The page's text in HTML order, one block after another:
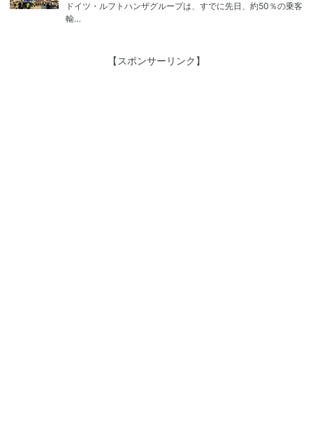
ドイツ・ルフトハンザグループは、すでに先日、約50％の乗客
輸…
【スポンサーリンク】